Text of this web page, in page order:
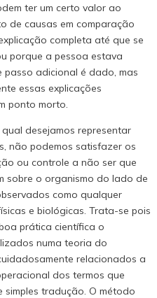
ter um certo valor ao
de causas em comparação
completa até que se
porque a pessoa estava
passo adicional é dado, mas
essas explicações
ponto morto.
desejamos representar
não podemos satisfazer os
ou controle a não ser que
sobre o organismo do lado de
como qualquer
e biológicas. Trata-se pois
prática científica o
numa teoria do
relacionados a
dos termos que
simples tradução. O método